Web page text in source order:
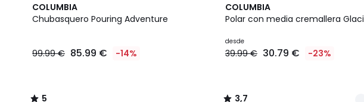
COLUMBIA
Chubasquero Pouring Adventure
99.99 € 85.99 € -14%
5
/
5
COLUMBIA
Polar con media cremallera
desde
39.99 € 30.79 € -23%
3,7
/ 5
3
Colores
3,7